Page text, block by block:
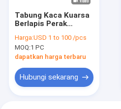
Tabung Kaca Kuarsa
Berlapis Perak
Tahan Suhu Tinggi
Harga:USD 1 to 100 /pcs
MOQ:1 PC
dapatkan harga terbaru
Hubungi sekarang